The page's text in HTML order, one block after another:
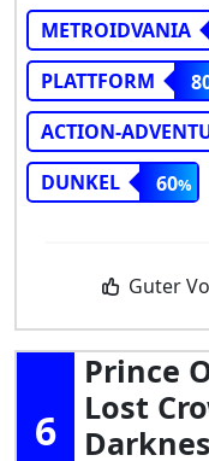
METROIDVANIA
PLATTFORM
ACTION-
DUNKEL
60
Guter
6
Prince
Lost